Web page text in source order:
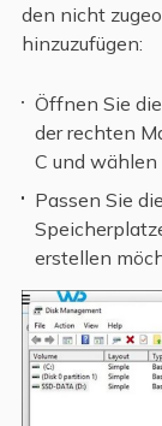
den nicht
hinzuzufügen:
Öffnen Sie
der rechten
C und wählen
Passen Sie
erstellen